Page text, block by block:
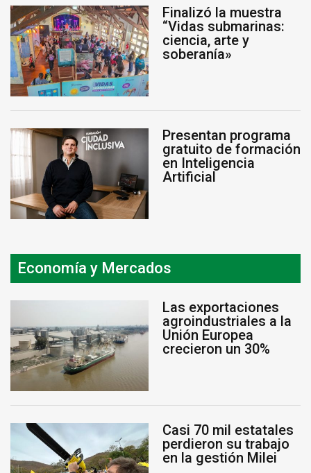
Finalizó la muestra
“Vidas submarinas:
ciencia, arte y
soberanía»
Presentan programa
gratuito de formación
en Inteligencia
Artificial
Economía y Mercados
Las exportaciones
agroindustriales a la
Unión Europea
crecieron un 30%
Casi 70 mil estatales
perdieron su trabajo
en la gestión Milei